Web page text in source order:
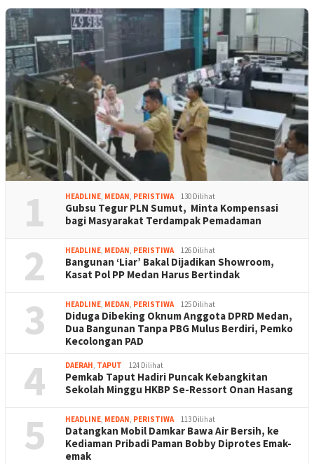
1 HEADLINE, MEDAN, PERISTIWA 130 Dilihat
Gubsu Tegur PLN Sumut, Minta Kompensasi
bagi Masyarakat Terdampak Pemadaman
2 HEADLINE, MEDAN, PERISTIWA 126 Dilihat
Bangunan ‘Liar’ Bakal Dijadikan Showroom,
Kasat Pol PP Medan Harus Bertindak
3 HEADLINE, MEDAN, PERISTIWA 125 Dilihat
Diduga Dibeking Oknum Anggota DPRD Medan,
Dua Bangunan Tanpa PBG Mulus Berdiri, Pemko
Kecolongan PAD
4 DAERAH, TAPUT 124 Dilihat
Pemkab Taput Hadiri Puncak Kebangkitan
Sekolah Minggu HKBP Se-Ressort Onan Hasang
5 HEADLINE, MEDAN, PERISTIWA 113 Dilihat
Datangkan Mobil Damkar Bawa Air Bersih, ke
Kediaman Pribadi Paman Bobby Diprotes Emak-
emak